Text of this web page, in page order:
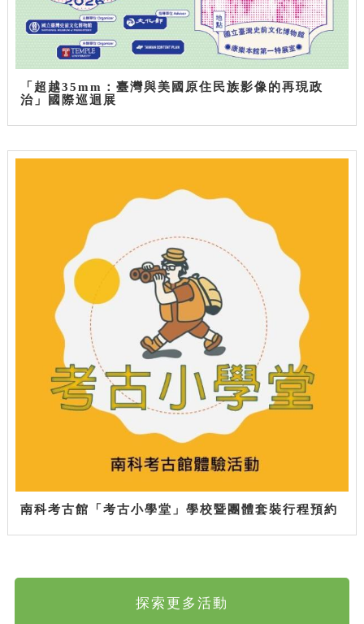
「超越35mm：臺灣與美國原住民族影像的再現政
治」國際巡迴展
南科考古館「考古小學堂」學校暨團體套裝行程預約
探索更多活動